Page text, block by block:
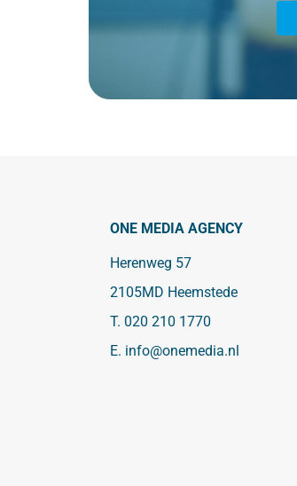
ONE MEDIA AGENCY
Herenweg 57
2105MD Heemstede
T. 020 210 1770
E. info@onemedia.nl